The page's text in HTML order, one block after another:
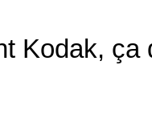
Kodak, ça